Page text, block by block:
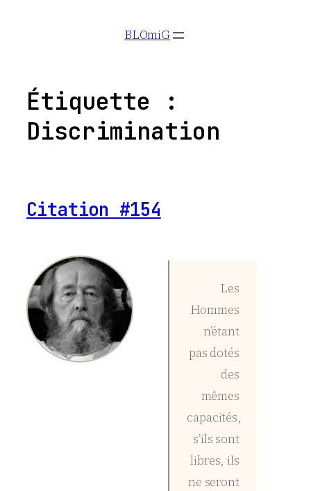
BLOmiG
Étiquette :
Discrimination
Citation #154
Les
Hommes
n’étant
pas dotés
des
mêmes
capacités,
s’ils sont
libres, ils
ne seront